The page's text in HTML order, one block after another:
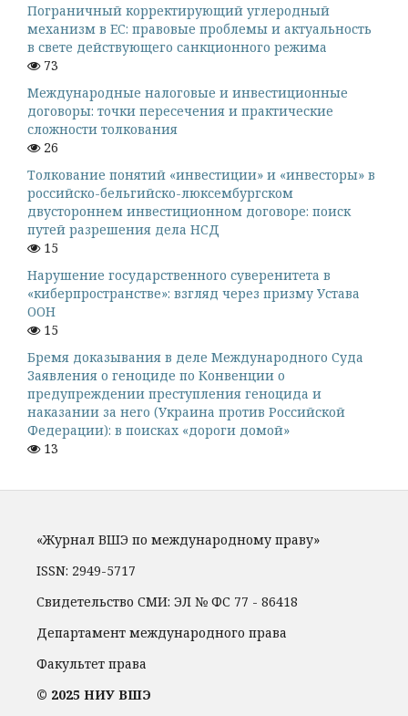
Пограничный корректирующий углеродный
механизм в ЕС: правовые проблемы и актуальность
в свете действующего санкционного режима
73
Международные налоговые и инвестиционные
договоры: точки пересечения и практические
сложности толкования
26
Толкование понятий «инвестиции» и «инвесторы» в
российско-бельгийско-люксембургском
двустороннем инвестиционном договоре: поиск
путей разрешения дела НСД
15
Нарушение государственного суверенитета в
«киберпространстве»: взгляд через призму Устава
ООН
15
Бремя доказывания в деле Международного Суда
Заявления о геноциде по Конвенции о
предупреждении преступления геноцида и
наказании за него (Украина против Российской
Федерации): в поисках «дороги домой»
13
«Журнал ВШЭ по международному праву»
ISSN: 2949-5717
Свидетельство СМИ: ЭЛ № ФС 77 - 86418
Департамент международного права
Факультет права
© 2025 НИУ ВШЭ